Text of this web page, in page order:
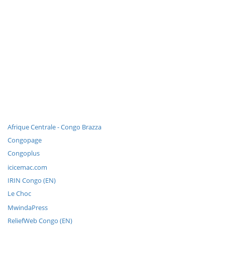
Afrique Centrale - Congo Brazza
Congopage
Congoplus
icicemac.com
IRIN Congo (EN)
Le Choc
MwindaPress
ReliefWeb Congo (EN)